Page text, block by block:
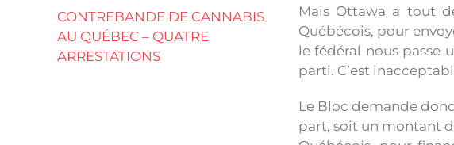
Mais Ottawa a tout
Québécois, pour
le fédéral nous passe
parti. C’est
Le Bloc demande
part, soit un montant
CONTREBANDE DE CANNABIS
AU QUÉBEC – QUATRE
ARRESTATIONS